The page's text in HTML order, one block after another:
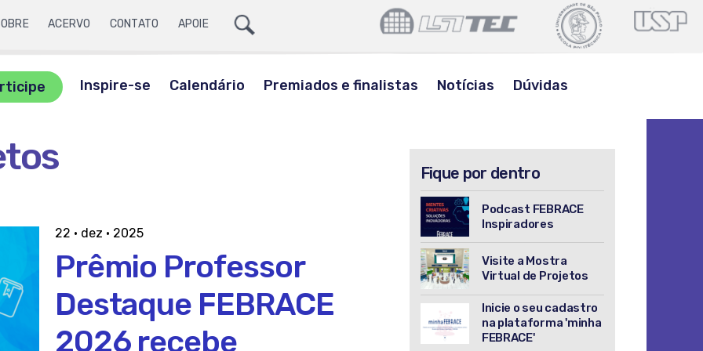
ACERVO CONTATO APOIE
Ícone
Lupa
LSITEC USP
Inspire-se Calendário Premiados e finalistas Notícias Dúvidas
22 · dez · 2025
Prêmio Professor
Destaque FEBRACE
2026 recebe
Fique por dentro
Podcast FEBRACE
Inspiradores
Visite a Mostra
Virtual de Projetos
Inicie o seu cadastro
na plataforma 'minha
FEBRACE'